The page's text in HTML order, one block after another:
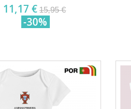
11,17 € 15,95 €
-30%